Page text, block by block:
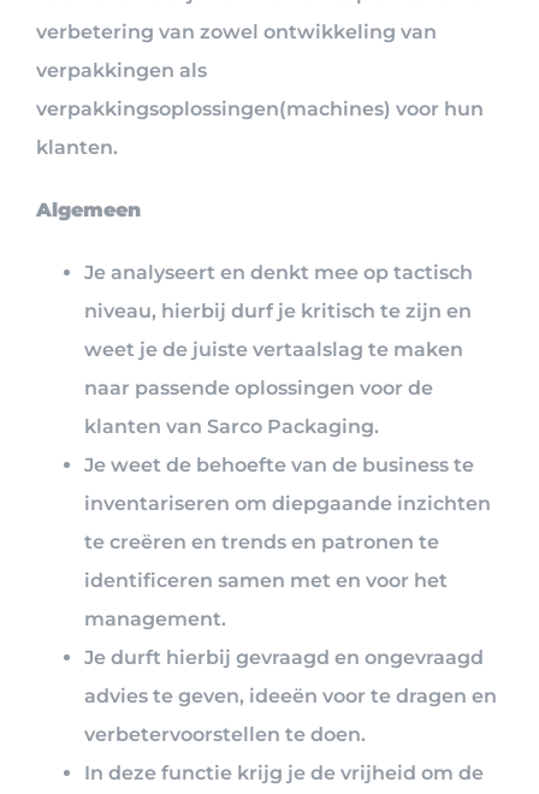
verbetering van zowel ontwikkeling van
verpakkingen als
verpakkingsoplossingen(machines) voor hun
klanten.
Algemeen
Je analyseert en denkt mee op tactisch
niveau, hierbij durf je kritisch te zijn en
weet je de juiste vertaalslag te maken
naar passende oplossingen voor de
klanten van Sarco Packaging.
Je weet de behoefte van de business te
inventariseren om diepgaande inzichten
te creëren en trends en patronen te
identificeren samen met en voor het
management.
Je durft hierbij gevraagd en ongevraagd
advies te geven, ideeën voor te dragen en
verbetervoorstellen te doen.
In deze functie krijg je de vrijheid om de